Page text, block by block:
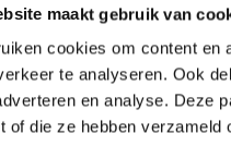
maakt gebruik van
cookies om content en
te analyseren. Ook
en analyse. Deze
of die ze hebben
Plexiglas